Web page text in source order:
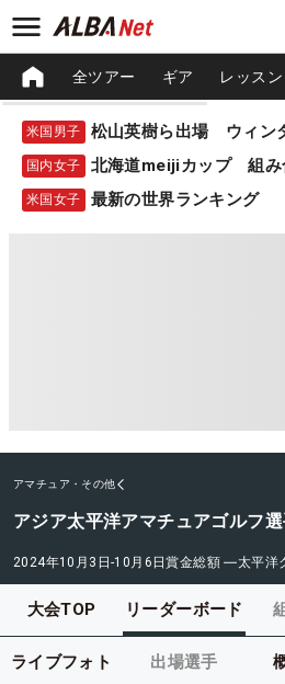
全ツアー ギア レッスン
米国男子 松山英樹ら出場 ウィン
国内女子 北海道meijiカップ 組み
米国女子 最新の世界ランキング
アマチュア・その他
アジア太平洋アマチュアゴルフ
2024年10月3日-10月6日賞金総額 ―太平洋
大会TOP リーダーボード
ライブフォト 出場選手